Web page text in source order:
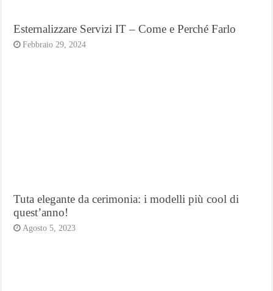
Esternalizzare Servizi IT – Come e Perché Farlo
Febbraio 29, 2024
Tuta elegante da cerimonia: i modelli più cool di
quest’anno!
Agosto 5, 2023